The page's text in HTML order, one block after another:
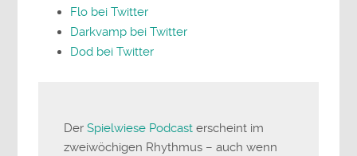
Flo bei Twitter
Darkvamp bei Twitter
Dod bei Twitter
DerSpielwiese Podcast erscheint im
zweiwöchigen Rhythmus – auch wenn